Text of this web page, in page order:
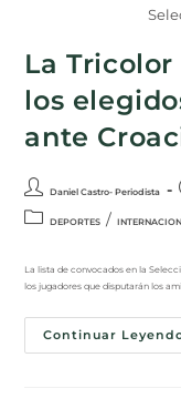
La
los
ante
Daniel Castro- Periodista
DEPORTES /
La lista de convocados en la
los jugadores que disputarán los
Continuar